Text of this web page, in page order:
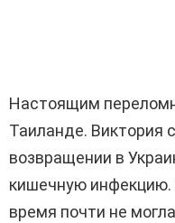
Настоящим
Таиланде. Виктория
возвращении в
кишечную инфекцию.
время почти не